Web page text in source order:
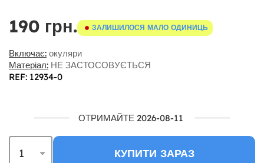
190 грн. ЗАЛИШИЛОСЯ МАЛО ОДИНИЦЬ
Включає: окуляри
Матеріал: НЕ ЗАСТОСОВУЄТЬСЯ
REF: 12934-0
ОТРИМАЙТЕ 2026-08-11
КУПИТИ ЗАРАЗ